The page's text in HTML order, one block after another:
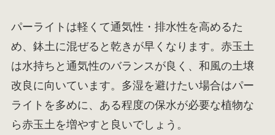
パーライトは軽くて通気性・排水性を高めるた
め、鉢土に混ぜると乾きが早くなります。赤玉土
は水持ちと通気性のバランスが良く、和風の土壌
改良に向いています。多湿を避けたい場合はパー
ライトを多めに、ある程度の保水が必要な植物な
ら赤玉土を増やすと良いでしょう。